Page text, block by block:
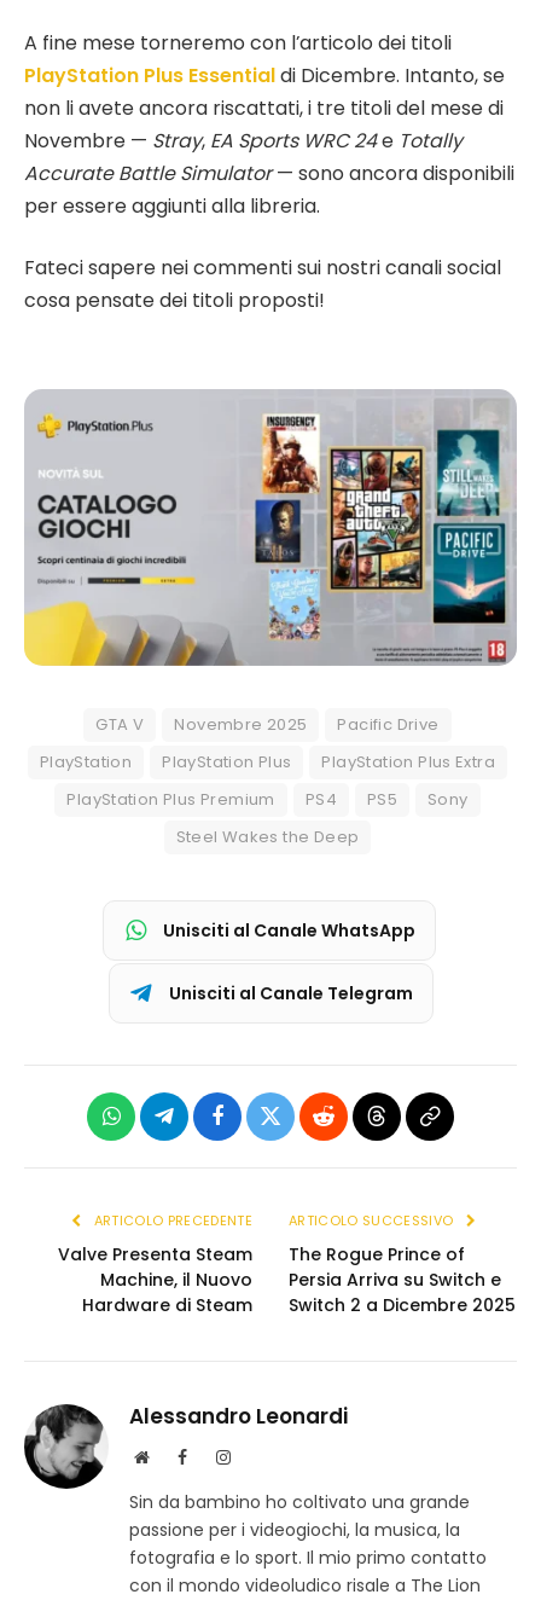
A fine mese torneremo con l’articolo dei titoli
PlayStation Plus Essentialdi Dicembre. Intanto, se
non li avete ancora riscattati, i tre titoli del mese di
Novembre — Stray, EA Sports WRC 24e Totally
Accurate Battle Simulator— sono ancora disponibili
per essere aggiunti alla libreria.
Fateci sapere nei commenti sui nostri canali social
cosa pensate dei titoli proposti!
GTA V Novembre 2025
Pacific Drive
PlayStation
PlayStation Plus
PlayStation Plus Extra
PlayStation Plus Premium
PS4 PS5
Sony
Steel Wakes the Deep
Unisciti al Canale WhatsApp
Unisciti al Canale Telegram
WhatsAppTelegramFacebook
X
RedditThreadsCopia
ARTICOLO PRECEDENTE
Valve Presenta Steam
Machine, il Nuovo
Hardware di Steam
ARTICOLO SUCCESSIVO
The Rogue Prince of
Persia Arriva su Switch e
Switch 2 a Dicembre 2025
Alessandro Leonardi
S
t
o
w
F
c
e
b
I
s
t
a
Sin da bambino ho coltivato una grande
passione per i videogiochi, la musica, la
fotografia e lo sport. Il mio primo contatto
con il mondo videoludico risale a The Lion